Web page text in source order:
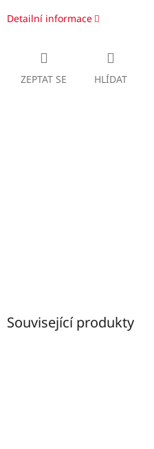
Detailní informace
ZEPTAT SE HLÍDAT
Související produkty